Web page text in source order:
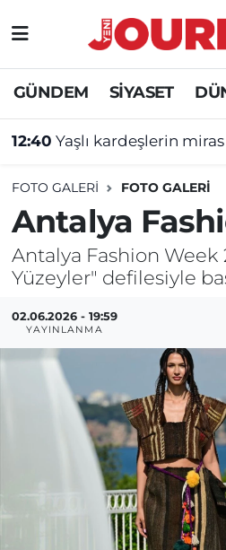
GÜNDEM SİYASET
12:40 Yaşlı kardeşlerin
FOTO GALERI FOTO GALERİ
Antalya
Antalya Fashion Week
Yüzeyler" defilesiyle
02.06.2026 - 19:59
YAYINLANMA
GÜNDEM
SİYASET
DÜNYA
EĞİTİM
Nöbetçi Eczaneler
Hava Durumu
Süper Lig Puan
Tüm Manşetler